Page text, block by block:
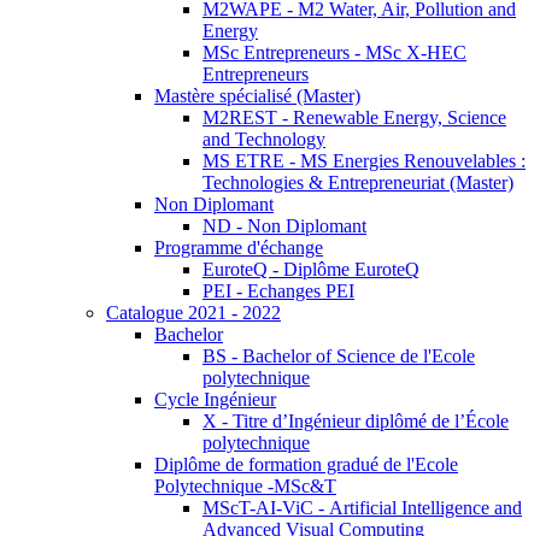
M2WAPE - M2 Water, Air, Pollution and
Energy
MSc Entrepreneurs - MSc X-HEC
Entrepreneurs
Mastère spécialisé (Master)
M2REST - Renewable Energy, Science
and Technology
MS ETRE - MS Energies Renouvelables :
Technologies & Entrepreneuriat (Master)
Non Diplomant
ND - Non Diplomant
Programme d'échange
EuroteQ - Diplôme EuroteQ
PEI - Echanges PEI
Catalogue 2021 - 2022
Bachelor
BS - Bachelor of Science de l'Ecole
polytechnique
Cycle Ingénieur
X - Titre d’Ingénieur diplômé de l’École
polytechnique
Diplôme de formation gradué de l'Ecole
Polytechnique -MSc&T
MScT-AI-ViC - Artificial Intelligence and
Advanced Visual Computing